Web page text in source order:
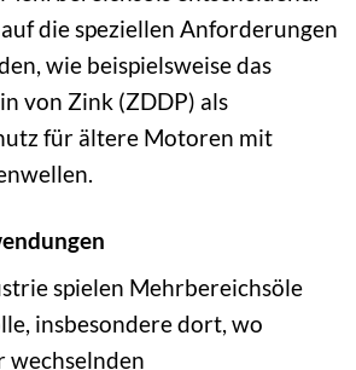
die speziellen Anforderungen
wie beispielsweise das
von Zink (ZDDP) als
für ältere Motoren mit
spielen Mehrbereichsöle
insbesondere dort, wo
wechselnden